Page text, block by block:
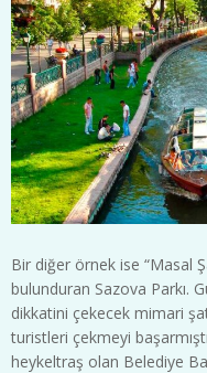
Bir diğer örnek ise “Masal
bulunduran Sazova Parkı.
dikkatini çekecek mimari
turistleri çekmeyi
heykeltraş olan Belediye